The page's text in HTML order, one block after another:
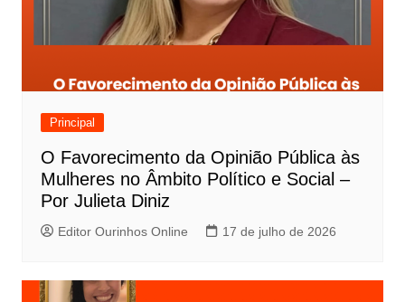
Principal
O Favorecimento da Opinião Pública às
Mulheres no Âmbito Político e Social –
Por Julieta Diniz
Editor Ourinhos Online 17 de julho de 2026